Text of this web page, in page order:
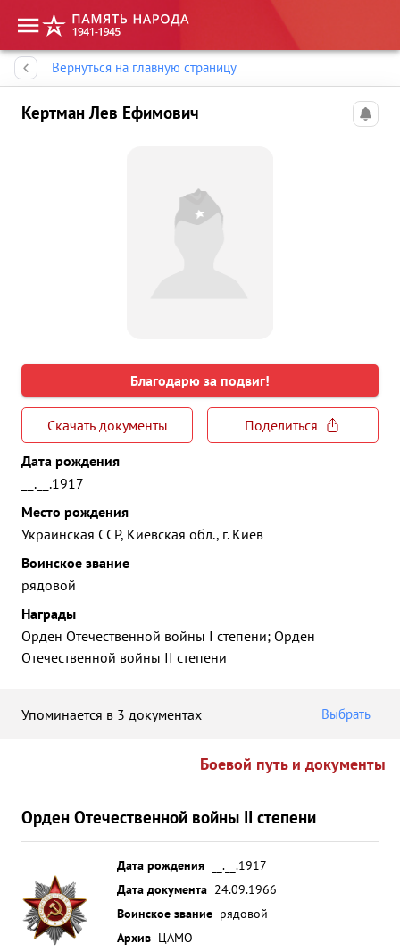
Вернуться на главную страницу
Кертман Лев Ефимович
Благодарю за подвиг!
Скачать документы
Поделиться
Дата рождения
__.__.1917
Место рождения
Украинская ССР, Киевская обл., г. Киев
Воинское звание
рядовой
Награды
Орден Отечественной войны I степени; Орден
Отечественной войны II степени
Упоминается в 3 документах Выбрать
Боевой путь и документы
Орден Отечественной войны II степени
Дата рождения
__.__.1917
Дата документа 24.09.1966
Воинское звание рядовой
Архив ЦАМО
Память народа